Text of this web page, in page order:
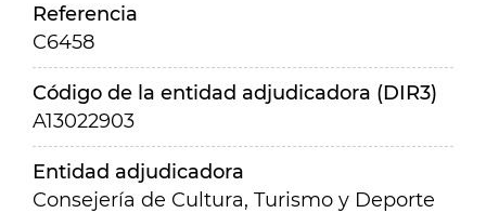
Referencia
C6458
Código de la entidad adjudicadora (DIR3)
A13022903
Entidad adjudicadora
Consejería de Cultura, Turismo y Deporte